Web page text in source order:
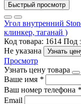
Быстрый просмотр
Угол внутренний
клинкер, таганай )
Код товара: 1614 Под
Не указана
Узнать
Просмотр
Узнать цену товара
Ваше имя *
Ваш номер телефона *
Email